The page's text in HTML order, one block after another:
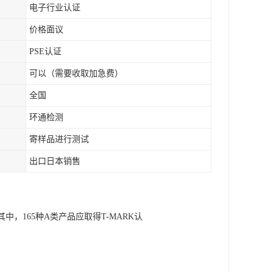
电子行业认证
价格面议
PSE认证
可以（需要收取加急费）
全国
环通检测
寄样品进行测试
出口日本销售
中，165种A类产品应取得T-MARK认